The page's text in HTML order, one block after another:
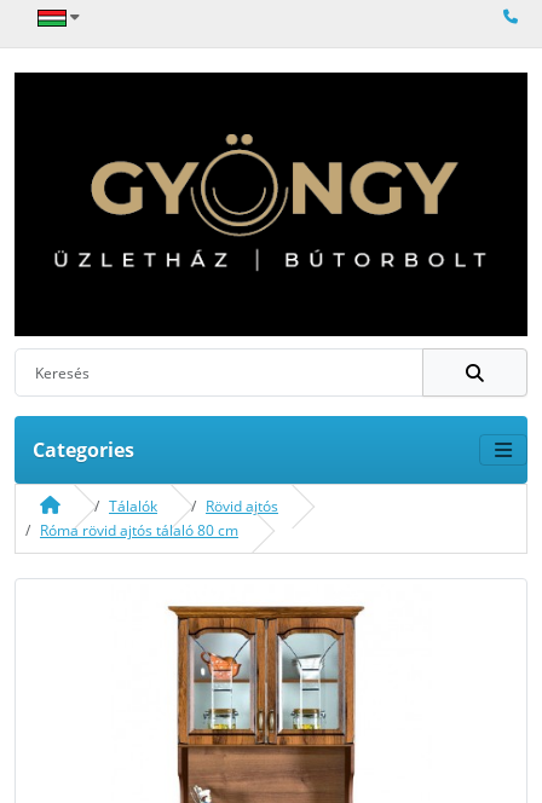
Categories
Tálalók
Rövid ajtós
Róma rövid ajtós tálaló 80 cm